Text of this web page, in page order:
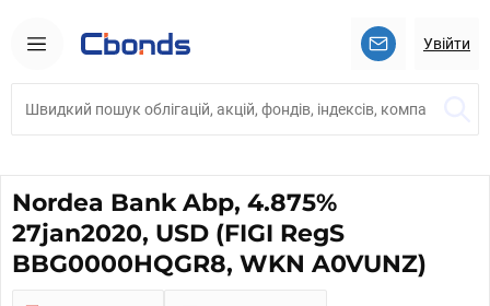
Увійти
Nordea Bank Abp, 4.875%
27jan2020, USD (FIGI RegS
BBG0000HQGR8, WKN A0VUNZ)